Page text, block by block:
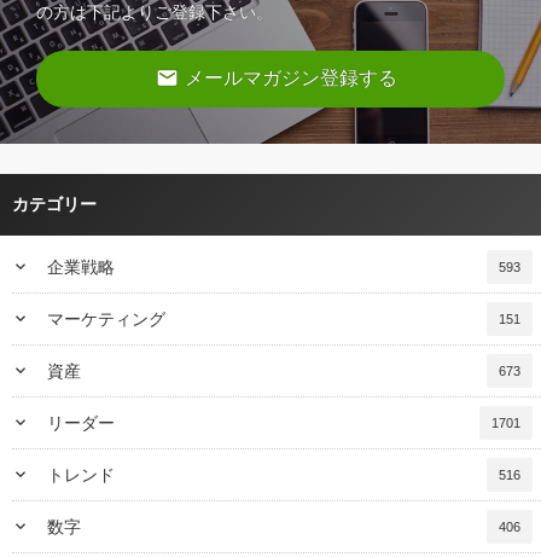
の方は下記よりご登録下さい。
email メールマガジン登録する
カテゴリー
keyboard_arrow_down 企業戦略 593
keyboard_arrow_down マーケティング 151
keyboard_arrow_down 資産 673
keyboard_arrow_down リーダー 1701
keyboard_arrow_down トレンド 516
keyboard_arrow_down 数字 406